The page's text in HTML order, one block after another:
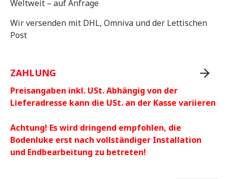
Weltweit – auf Anfrage
Wir versenden mit DHL, Omniva und der Lettischen
Post
ZAHLUNG
Preisangaben inkl. USt. Abhängig von der
Lieferadresse kann die USt. an der Kasse variieren
Achtung! Es wird dringend empfohlen, die
Bodenluke erst nach vollständiger Installation
und Endbearbeitung zu betreten!